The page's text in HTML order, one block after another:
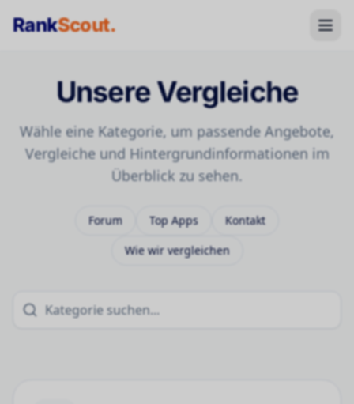
RankScout.
Unsere Vergleiche
Wähle eine Kategorie, um passende Angebote,
Vergleiche und Hintergrundinformationen im
Überblick zu sehen.
Forum Top Apps
Kontakt
Wie wir vergleichen